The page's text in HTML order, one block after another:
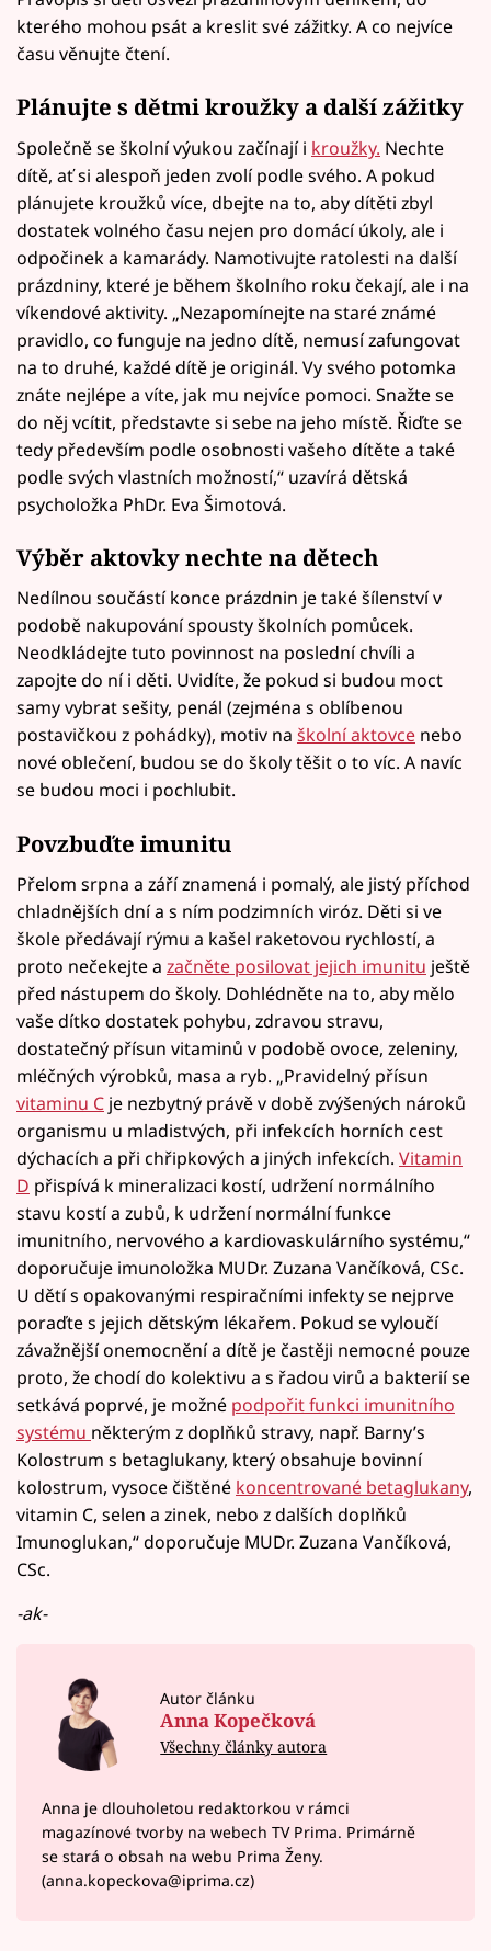
kterého mohou psát a kreslit své zážitky. A co nejvíce
času věnujte čtení.
Plánujte s dětmi kroužky a další zážitky
Společně se školní výukou začínají i kroužky. Nechte
dítě, ať si alespoň jeden zvolí podle svého. A pokud
plánujete kroužků více, dbejte na to, aby dítěti zbyl
dostatek volného času nejen pro domácí úkoly, ale i
odpočinek a kamarády. Namotivujte ratolesti na další
prázdniny, které je během školního roku čekají, ale i na
víkendové aktivity. „Nezapomínejte na staré známé
pravidlo, co funguje na jedno dítě, nemusí zafungovat
na to druhé, každé dítě je originál. Vy svého potomka
znáte nejlépe a víte, jak mu nejvíce pomoci. Snažte se
do něj vcítit, představte si sebe na jeho místě. Řiďte se
tedy především podle osobnosti vašeho dítěte a také
podle svých vlastních možností,“ uzavírá dětská
psycholožka PhDr. Eva Šimotová.
Výběr aktovky nechte na dětech
Nedílnou součástí konce prázdnin je také šílenství v
podobě nakupování spousty školních pomůcek.
Neodkládejte tuto povinnost na poslední chvíli a
zapojte do ní i děti. Uvidíte, že pokud si budou moct
samy vybrat sešity, penál (zejména s oblíbenou
postavičkou z pohádky), motiv na školní aktovce nebo
nové oblečení, budou se do školy těšit o to víc. A navíc
se budou moci i pochlubit.
Povzbuďte imunitu
Přelom srpna a září znamená i pomalý, ale jistý příchod
chladnějších dní a s ním podzimních viróz. Děti si ve
škole předávají rýmu a kašel raketovou rychlostí, a
proto nečekejte a začněte posilovat jejich imunitu ještě
před nástupem do školy. Dohlédněte na to, aby mělo
vaše dítko dostatek pohybu, zdravou stravu,
dostatečný přísun vitaminů v podobě ovoce, zeleniny,
mléčných výrobků, masa a ryb. „Pravidelný přísun
vitaminu C je nezbytný právě v době zvýšených nároků
organismu u mladistvých, při infekcích horních cest
dýchacích a při chřipkových a jiných infekcích. Vitamin
D přispívá k mineralizaci kostí, udržení normálního
stavu kostí a zubů, k udržení normální funkce
imunitního, nervového a kardiovaskulárního systému,“
doporučuje imunoložka MUDr. Zuzana Vančíková, CSc.
U dětí s opakovanými respiračními infekty se nejprve
poraďte s jejich dětským lékařem. Pokud se vyloučí
závažnější onemocnění a dítě je častěji nemocné pouze
proto, že chodí do kolektivu a s řadou virů a bakterií se
setkává poprvé, je možné podpořit funkci imunitního
systému některým z doplňků stravy, např. Barny’s
Kolostrum s betaglukany, který obsahuje bovinní
kolostrum, vysoce čištěné koncentrované betaglukany,
vitamin C, selen a zinek, nebo z dalších doplňků
Imunoglukan,“ doporučuje MUDr. Zuzana Vančíková,
CSc.
-ak-
Autor článku
Anna Kopečková
Všechny články autora
Anna je dlouholetou redaktorkou v rámci
magazínové tvorby na webech TV Prima. Primárně
se stará o obsah na webu Prima Ženy.
(anna.kopeckova@iprima.cz)